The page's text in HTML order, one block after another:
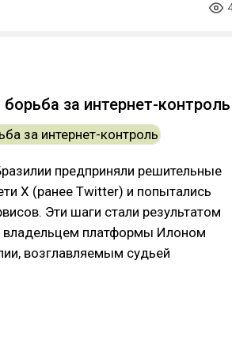
за интернет-контроль
предприняли решительные
X (ранее Twitter) и попытались
Эти шаги стали результатом
платформы Илоном
возглавляемым судьей